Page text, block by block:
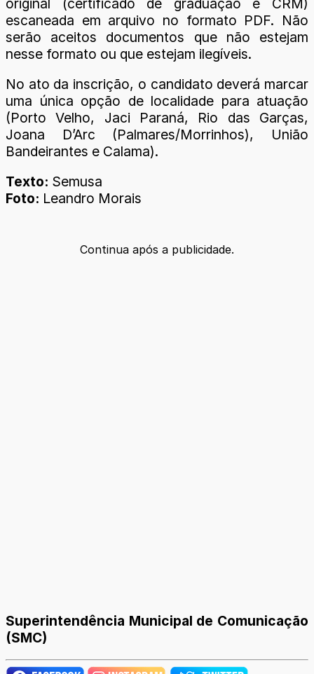
escaneada em arquivo no formato PDF. Não
serão aceitos documentos que não estejam
nesse formato ou que estejam ilegíveis.
No ato da inscrição, o candidato deverá marcar
uma única opção de localidade para atuação
(Porto Velho, Jaci Paraná, Rio das Garças,
Joana D’Arc (Palmares/Morrinhos), União
Bandeirantes e Calama).
Texto: Semusa
Foto: Leandro Morais
Continua após a publicidade.
Superintendência Municipal de Comunicação
(SMC)